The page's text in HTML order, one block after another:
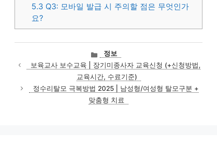
5.3 Q3: 모바일 발급 시 주의할 점은 무엇인가
요?
카
테
고
리
정보
보육교사 보수교육 | 장기미종사자 교육신청 (+신청방법,
교육시간, 수료기준)
정수리탈모 극복방법 2025 | 남성형/여성형 탈모구분 +
맞춤형 치료